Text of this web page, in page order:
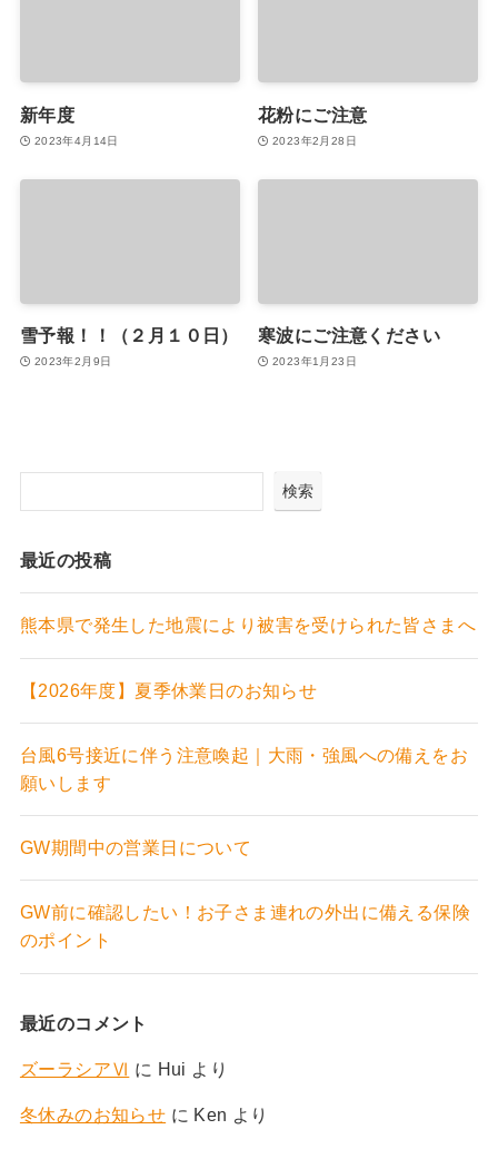
新年度
2023年4月14日
花粉にご注意
2023年2月28日
雪予報！！（２月１０日）
2023年2月9日
寒波にご注意ください
2023年1月23日
検索
最近の投稿
熊本県で発生した地震により被害を受けられた皆さまへ
【2026年度】夏季休業日のお知らせ
台風6号接近に伴う注意喚起｜大雨・強風への備えをお
願いします
GW期間中の営業日について
GW前に確認したい！お子さま連れの外出に備える保険
のポイント
最近のコメント
ズーラシアⅥ に Hui より
冬休みのお知らせ に Ken より